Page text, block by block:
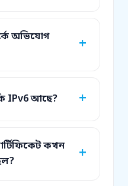
অভিযোগ
IPv6 আছে?
কখন